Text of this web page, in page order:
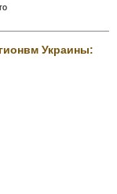
Украины: